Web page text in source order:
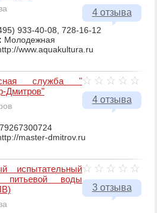
4 отзыва
933-40-08, 728-16-12
Молодежная
www.aquakultura.ru
4 отзыва
служба "
Дмитров"
master-dmitrov.ru
3 отзыва
испытательный
питьевой воды